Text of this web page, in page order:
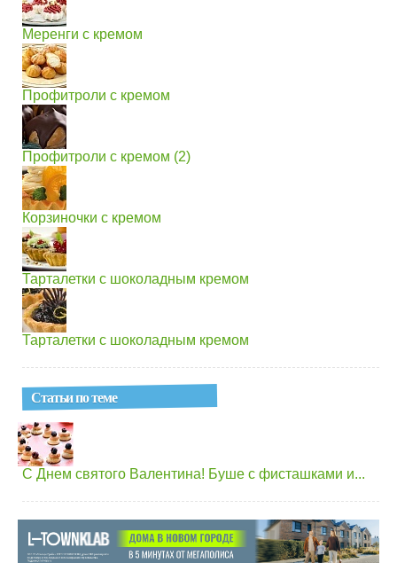
Меренги с кремом
Профитроли с кремом
Профитроли с кремом (2)
Корзиночки с кремом
Тарталетки с шоколадным кремом
Тарталетки с шоколадным кремом
Статьи по теме
С Днем святого Валентина! Буше с фисташками и...